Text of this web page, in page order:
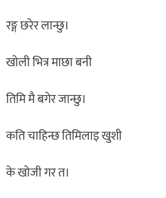
रङ्ग छरेर लान्छु।
खोली भित्र माछा बनी
तिमि मै बगेर जान्छु।
कति चाहिन्छ तिमिलाइ खुशी
के खोजी गर त।